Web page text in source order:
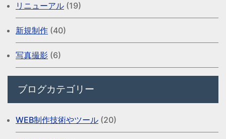
リニューアル (19)
新規制作 (40)
写真撮影 (6)
ブログカテゴリー
WEB制作技術やツール (20)